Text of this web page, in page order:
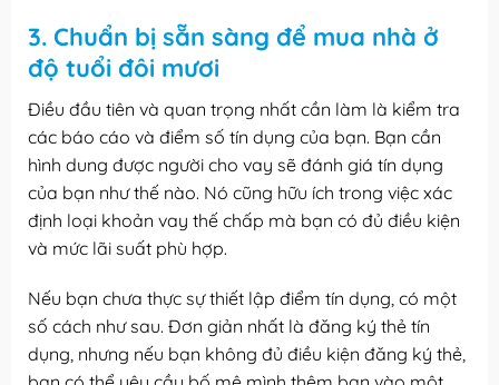
3. Chuẩn bị sẵn sàng để mua nhà ở
độ tuổi đôi mươi
Điều đầu tiên và quan trọng nhất cần làm là kiểm tra
các báo cáo và điểm số tín dụng của bạn. Bạn cần
hình dung được người cho vay sẽ đánh giá tín dụng
của bạn như thế nào. Nó cũng hữu ích trong việc xác
định loại khoản vay thế chấp mà bạn có đủ điều kiện
và mức lãi suất phù hợp.
Nếu bạn chưa thực sự thiết lập điểm tín dụng, có một
số cách như sau. Đơn giản nhất là đăng ký thẻ tín
dụng, nhưng nếu bạn không đủ điều kiện đăng ký thẻ,